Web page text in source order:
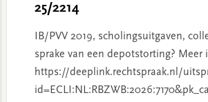
25/2214
IB/PVV 2019, scholingsuitgaven,
sprake van een depotstorting? Meer
https://deeplink.rechtspraak.nl/